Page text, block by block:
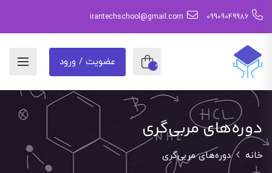
09909049986
irantechschool@gmail.com
0 عضویت / ورود
دوره‌های مربی‌گری
خانه دوره‌های مربی‌گری